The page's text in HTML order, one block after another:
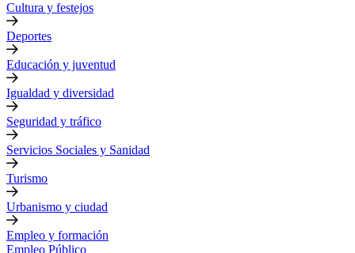
Cultura y festejos
Deportes
Educación y juventud
Igualdad y diversidad
Seguridad y tráfico
Servicios Sociales y Sanidad
Turismo
Urbanismo y ciudad
Empleo y formación
Empleo Público